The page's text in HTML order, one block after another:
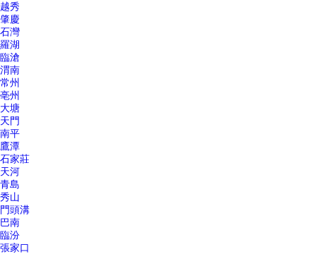
越秀
肇慶
石灣
羅湖
臨滄
渭南
常州
亳州
大塘
天門
南平
鷹潭
石家莊
天河
青島
秀山
門頭溝
巴南
臨汾
張家口